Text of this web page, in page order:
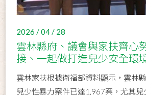
2026 / 04 / 28
雲林縣府、議會與家扶齊心
接、一起做打造兒少安全環
雲林家扶根據衛福部資料顯示，雲林
兒少性暴力案件已達1,967案，尤其兒